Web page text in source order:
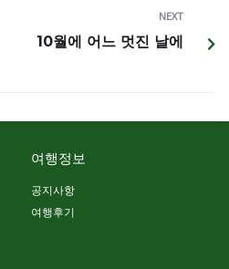
NEXT
10월에 어느 멋진 날에
여행정보
공지사항
여행후기